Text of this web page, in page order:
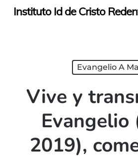
SkipInstituto Id de Cristo
Evangelio A
Vive y
Evangelio
2019),